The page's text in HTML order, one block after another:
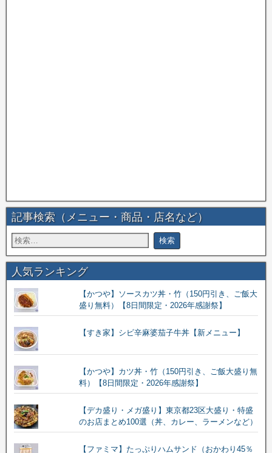
記事検索（メニュー・商品・店名など）
人気ランキング
【かつや】ソースカツ丼・竹（150円引き、ご飯大
盛り無料）【8日間限定・2026年感謝祭】
【すき家】シビ辛麻婆茄子牛丼【新メニュー】
【かつや】カツ丼・竹（150円引き、ご飯大盛り無
料）【8日間限定・2026年感謝祭】
【デカ盛り・メガ盛り】東京都23区大盛り・特盛
のお店まとめ100選（丼、カレー、ラーメンなど）
【ファミマ】たっぷりハムサンド（おかわり45％